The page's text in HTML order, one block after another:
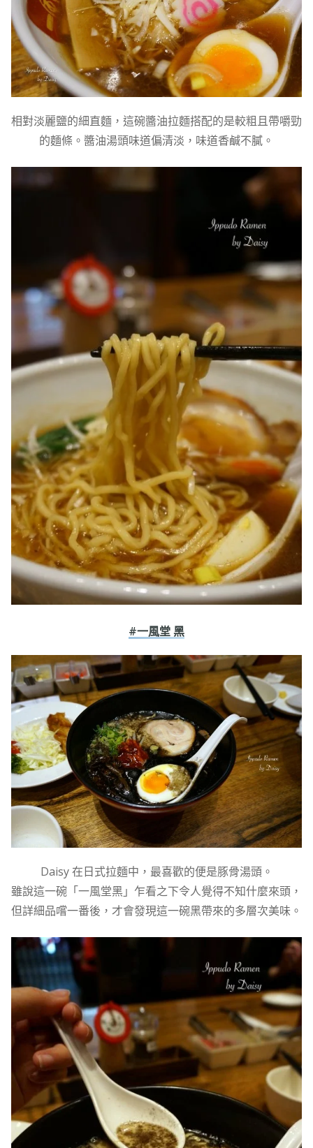
相對淡麗鹽的細直麵，這碗醬油拉麵搭配的是較粗且帶嚼勁
的麵條。醬油湯頭味道偏清淡，味道香鹹不膩。
#一風堂 黑
Daisy 在日式拉麵中，最喜歡的便是豚骨湯頭。
雖說這一碗「一風堂黑」乍看之下令人覺得不知什麼來頭，
但詳細品嚐一番後，才會發現這一碗黑帶來的多層次美味。